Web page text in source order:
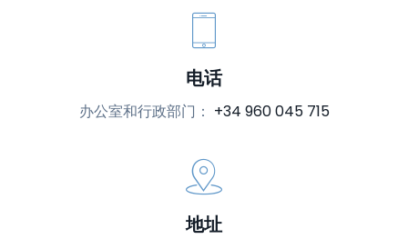
电话
办公室和行政部门： +34 960 045 715
地址